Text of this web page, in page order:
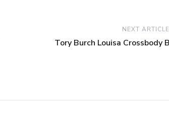
NEXT ARTICLE
Tory Burch Louisa Crossbody